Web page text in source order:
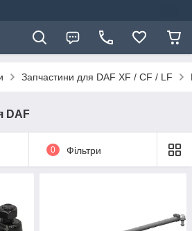
Запчастини для DAF XF / CF / LF
DAF
0 Фільтри